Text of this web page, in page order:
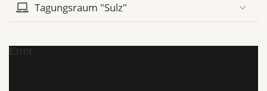
Tagungsraum "Sulz"
Error